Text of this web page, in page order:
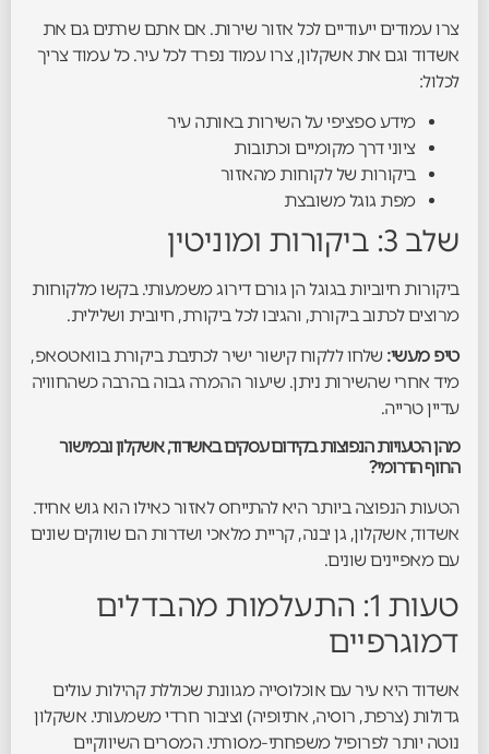
צרו עמודים ייעודיים לכל אזור שירות. אם אתם שרתים גם את
אשדוד וגם את אשקלון, צרו עמוד נפרד לכל עיר. כל עמוד צריך
לכלול:
מידע ספציפי על השירות באותה עיר
ציוני דרך מקומיים וכתובות
ביקורות של לקוחות מהאזור
מפת גוגל משובצת
שלב 3: ביקורות ומוניטין
ביקורות חיוביות בגוגל הן גורם דירוג משמעותי. בקשו מלקוחות
מרוצים לכתוב ביקורת, והגיבו לכל ביקורת, חיובית ושלילית.
טיפ מעשי: שלחו ללקוח קישור ישיר לכתיבת ביקורת בוואטסאפ,
מיד אחרי שהשירות ניתן. שיעור ההמרה גבוה בהרבה כשהחוויה
עדיין טרייה.
מהן הטעויות הנפוצות בקידום עסקים באשדוד, אשקלון ובמישור
החוף הדרומי?
הטעות הנפוצה ביותר היא להתייחס לאזור כאילו הוא גוש אחיד.
אשדוד, אשקלון, גן יבנה, קריית מלאכי ושדרות הם שווקים שונים
עם מאפיינים שונים.
טעות 1: התעלמות מהבדלים
דמוגרפיים
אשדוד היא עיר עם אוכלוסייה מגוונת שכוללת קהילות עולים
גדולות (צרפת, רוסיה, אתיופיה) וציבור חרדי משמעותי. אשקלון
נוטה יותר לפרופיל משפחתי-מסורתי. המסרים השיווקיים